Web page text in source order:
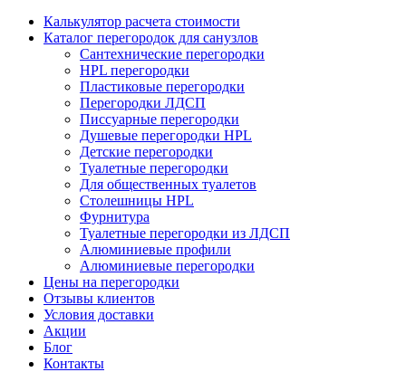
Калькулятор расчета стоимости
Каталог перегородок для санузлов
Сантехнические перегородки
HPL перегородки
Пластиковые перегородки
Перегородки ЛДСП
Писсуарные перегородки
Душевые перегородки HPL
Детские перегородки
Туалетные перегородки
Для общественных туалетов
Столешницы HPL
Фурнитура
Туалетные перегородки из ЛДСП
Алюминиевые профили
Алюминиевые перегородки
Цены на перегородки
Отзывы клиентов
Условия доставки
Акции
Блог
Контакты